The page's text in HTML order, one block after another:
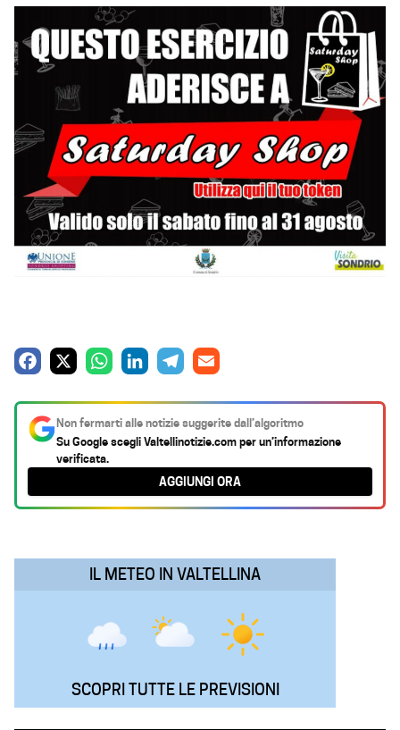
c
e
b
o
X
W
t
s
A
k
e
d
e
g
r
a
i
l
Non fermarti alle notizie suggerite dall’algoritmo
Su Google scegliValtellinotizie.comper un’informazione
verificata.
AGGIUNGI ORA
IL METEO IN VALTELLINA
SCOPRI TUTTE LE PREVISIONI